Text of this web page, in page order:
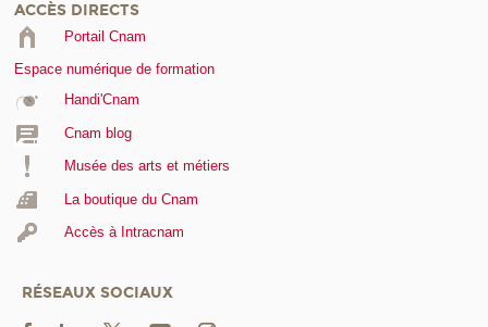
ACCÈS DIRECTS
Portail Cnam
Espace numérique de formation
Handi'Cnam
Cnam blog
Musée des arts et métiers
La boutique du Cnam
Accès à Intracnam
RÉSEAUX SOCIAUX